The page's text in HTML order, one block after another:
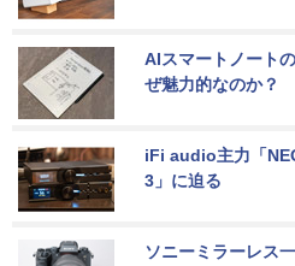
AIスマートノート
ぜ魅力的なのか？
iFi audio主力「
3」に迫る
ソニーミラーレス